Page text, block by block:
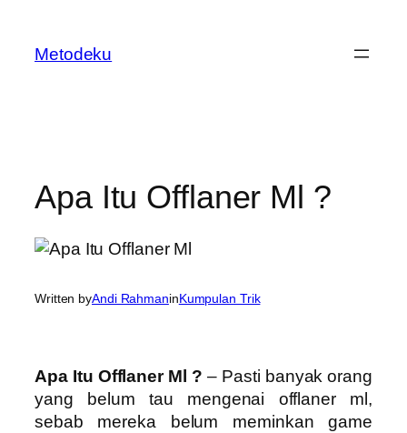
content
Metodeku
Apa Itu Offlaner Ml ?
Written byAndi RahmaninKumpulan Trik
Apa Itu Offlaner Ml ?– Pasti banyak orang
yang belum tau mengenai offlaner ml,
sebab mereka belum meminkan game